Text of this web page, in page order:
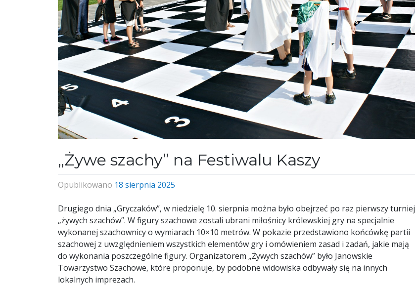
„Żywe szachy” na Festiwalu Kaszy
Opublikowano 18 sierpnia 2025
Drugiego dnia „Gryczaków”, w niedzielę 10. sierpnia można było obejrzeć po raz pierwszy turniej
„żywych szachów”. W figury szachowe zostali ubrani miłośnicy królewskiej gry na specjalnie
wykonanej szachownicy o wymiarach 10×10 metrów. W pokazie przedstawiono końcówkę partii
szachowej z uwzględnieniem wszystkich elementów gry i omówieniem zasad i zadań, jakie mają
do wykonania poszczególne figury. Organizatorem „Żywych szachów” było Janowskie
Towarzystwo Szachowe, które proponuje, by podobne widowiska odbywały się na innych
lokalnych imprezach.